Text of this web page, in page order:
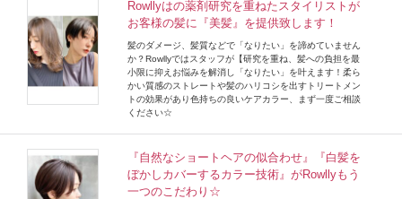
Rowllyはの薬剤研究を重ねたスタイリストが
お客様の髪に『美髪』を提供致します！
髪のダメージ、髪質などで「なりたい」を諦めていません
か？Rowllyではスタッフが【研究を重ね、髪への負担を最
小限に抑えお悩みを解消し「なりたい」を叶えます！柔ら
かい質感のストレートや髪のハリコシを出すトリートメン
トの効果があり色持ちの良いケアカラー、まず一度ご相談
ください☆
『自然なショートヘアの似合わせ』『白髪を
ぼかしカバーするカラー技術』がRowllyもう
一つのこだわり☆